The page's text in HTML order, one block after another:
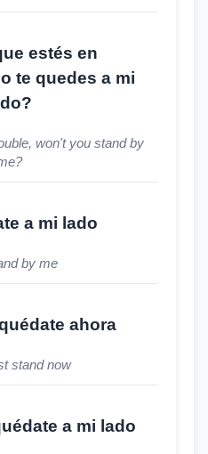
estés en
te quedes a mi
won't you stand by
a mi lado
by me
ahora
stand now
a mi lado